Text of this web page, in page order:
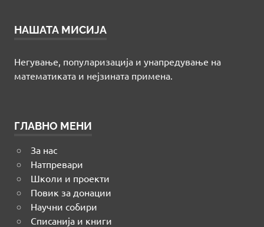
НАШАТА МИСИЈА
Негување, популаризација и унапредување на
математиката и нејзината примена.
ГЛАВНО МЕНИ
За нас
Натпревари
Школи и проекти
Повик за донации
Научни собири
Списанија и книги